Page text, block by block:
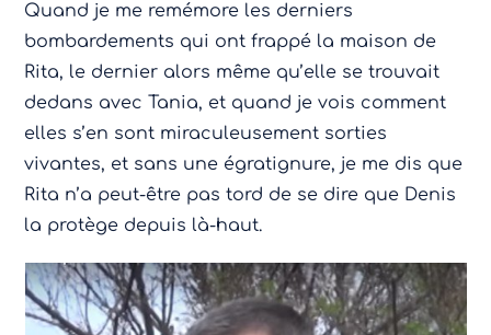
Quand je me remémore les derniers
bombardements qui ont frappé la maison de
Rita, le dernier alors même qu’elle se trouvait
dedans avec Tania, et quand je vois comment
elles s’en sont miraculeusement sorties
vivantes, et sans une égratignure, je me dis que
Rita n’a peut-être pas tord de se dire que Denis
la protège depuis là-haut.